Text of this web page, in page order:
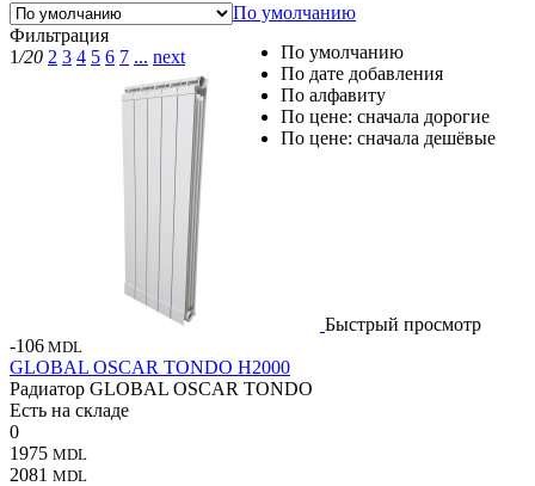
По умолчанию
Фильтрация
1/20 2 3 4 5 6 7 ... next
Быстрый просмотр
-106 MDL
GLOBAL OSCAR TONDO H2000
Радиатор GLOBAL OSCAR TONDO
Есть на складе
0
1975 MDL
2081 MDL
По умолчанию
По дате добавления
По алфавиту
По цене: сначала дорогие
По цене: сначала дешёвые